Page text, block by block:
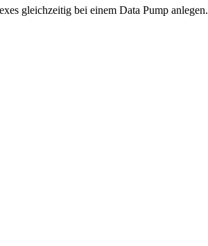
gleichzeitig bei einem Data Pump anlegen.